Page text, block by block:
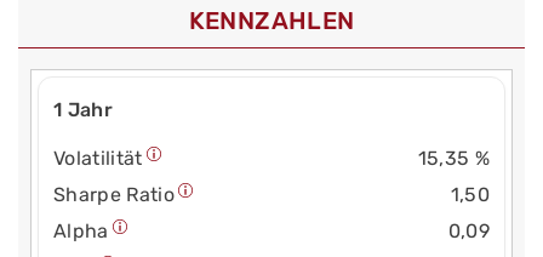
KENNZAHLEN
1 Jahr
Volatilität
15,35 %
Sharpe Ratio
1,50
Alpha
0,09